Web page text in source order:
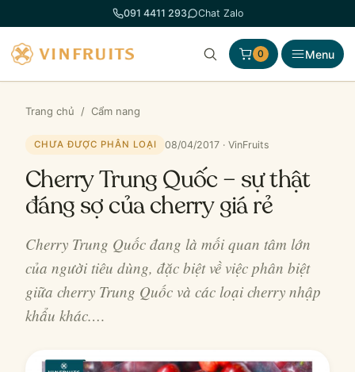
đến
phần
nội
dung
091 4411 293 Chat Zalo
0 Menu
Trang chủ / Cẩm nang
CHƯA ĐƯỢC PHÂN LOẠI 08/04/2017 · VinFruits
Cherry Trung Quốc – sự thật
đáng sợ của cherry giá rẻ
Cherry Trung Quốc đang là mối quan tâm lớn
của người tiêu dùng, đặc biệt về việc phân biệt
giữa cherry Trung Quốc và các loại cherry nhập
khẩu khác.…